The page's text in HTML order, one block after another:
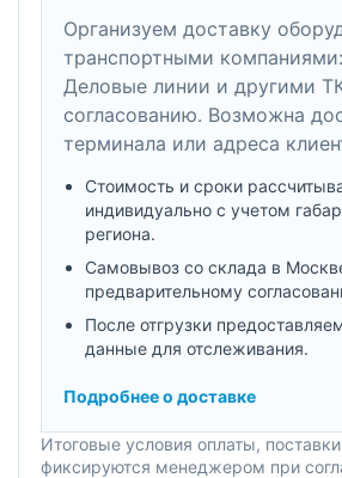
Организуем доставку
транспортными
Деловые линии и другими
согласованию. Возможна
терминала или адреса
Стоимость и сроки
индивидуально с учетом
региона.
Самовывоз со склада в
предварительному
После отгрузки
данные для отслеживания.
Подробнее о доставке
Итоговые условия оплаты,
фиксируются менеджером при